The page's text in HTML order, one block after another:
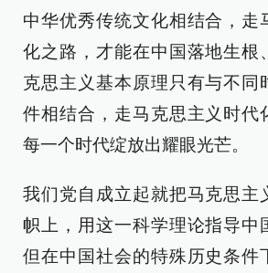
中华优秀传统文化相结合，走
化之路，才能在中国落地生根
克思主义基本原理只有与不同
件相结合，走马克思主义时代
每一个时代绽放出耀眼光芒。
我们党自成立起就把马克思主
帜上，用这一科学理论指导中
但在中国社会的特殊历史条件